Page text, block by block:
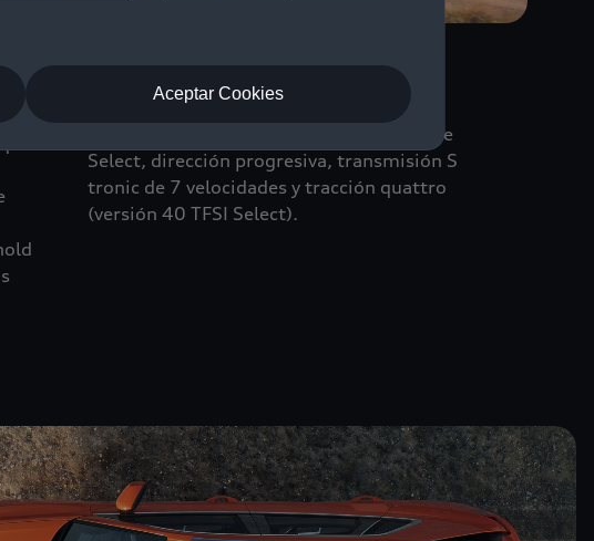
Aceptar Cookies
Dinámica de conducción
El carácter SUV del Audi Q3 destaca con
especial claridad. Equipado con Audi Drive
Select, dirección progresiva, transmisión S
tronic de 7 velocidades y tracción quattro
(versión 40 TFSI Select).